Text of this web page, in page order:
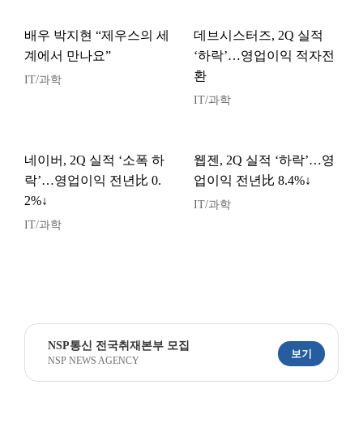
배우 박지현 “제우스의 세
계에서 만나요”
IT/과학
데브시스터즈, 2Q 실적
‘하락’…영업이익 적자전
환
IT/과학
네이버, 2Q 실적 ‘소폭 하
락’…영업이익 전년比 0.
2%↓
IT/과학
웹젠, 2Q 실적 ‘하락’…영
업이익 전년比 8.4%↓
IT/과학
NSP통신 전국취재본부 모집
NSP NEWS AGENCY
보기